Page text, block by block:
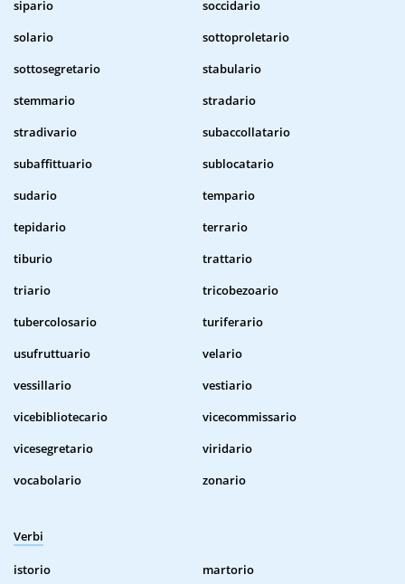
sipario
soccidario
solario
sottoproletario
sottosegretario
stabulario
stemmario
stradario
stradivario
subaccollatario
subaffittuario
sublocatario
sudario
tempario
tepidario
terrario
tiburio
trattario
triario
tricobezoario
tubercolosario
turiferario
usufruttuario
velario
vessillario
vestiario
vicebibliotecario
vicecommissario
vicesegretario
viridario
vocabolario
zonario
Verbi
istorio
martorio